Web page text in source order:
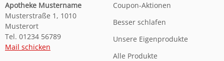
Apotheke Mustername
Musterstraße 1, 1010
Musterort
Tel. 01234 56789
Mail schicken
Coupon-Aktionen
Besser schlafen
Unsere Eigenprodukte
Alle Produkte